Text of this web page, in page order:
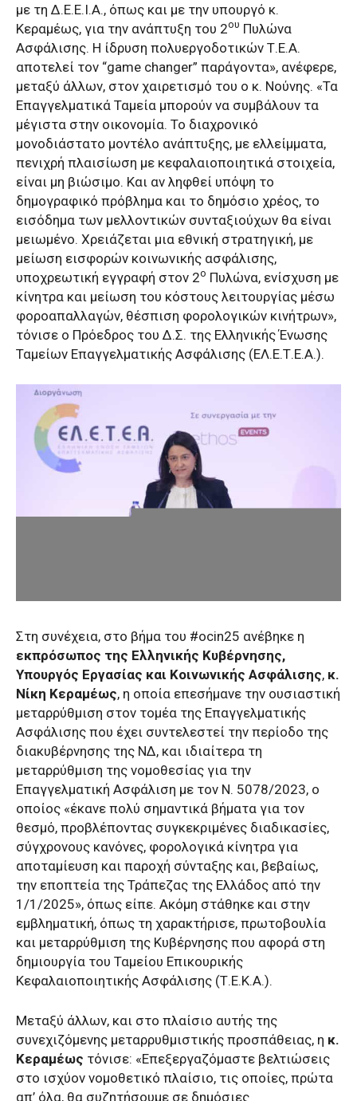
με τη Δ.Ε.Ε.Ι.Α., όπως και με την υπουργό κ.
Κεραμέως, για την ανάπτυξη του 2ου Πυλώνα
Ασφάλισης. Η ίδρυση πολυεργοδοτικών Τ.Ε.Α.
αποτελεί τον “game changer” παράγοντα», ανέφερε,
μεταξύ άλλων, στον χαιρετισμό του ο κ. Νούνης. «Τα
Επαγγελματικά Ταμεία μπορούν να συμβάλουν τα
μέγιστα στην οικονομία. Το διαχρονικό
μονοδιάστατο μοντέλο ανάπτυξης, με ελλείμματα,
πενιχρή πλαισίωση με κεφαλαιοποιητικά στοιχεία,
είναι μη βιώσιμο. Και αν ληφθεί υπόψη το
δημογραφικό πρόβλημα και το δημόσιο χρέος, το
εισόδημα των μελλοντικών συνταξιούχων θα είναι
μειωμένο. Χρειάζεται μια εθνική στρατηγική, με
μείωση εισφορών κοινωνικής ασφάλισης,
υποχρεωτική εγγραφή στον 2ο Πυλώνα, ενίσχυση με
κίνητρα και μείωση του κόστους λειτουργίας μέσω
φοροαπαλλαγών, θέσπιση φορολογικών κινήτρων»,
τόνισε ο Πρόεδρος του Δ.Σ. της Ελληνικής Ένωσης
Ταμείων Επαγγελματικής Ασφάλισης (ΕΛ.Ε.Τ.Ε.Α.).
Στη συνέχεια, στο βήμα του #ocin25 ανέβηκε η
εκπρόσωπος της Ελληνικής Κυβέρνησης,
Υπουργός Εργασίας και Κοινωνικής Ασφάλισης, κ.
Νίκη Κεραμέως, η οποία επεσήμανε την ουσιαστική
μεταρρύθμιση στον τομέα της Επαγγελματικής
Ασφάλισης που έχει συντελεστεί την περίοδο της
διακυβέρνησης της ΝΔ, και ιδιαίτερα τη
μεταρρύθμιση της νομοθεσίας για την
Επαγγελματική Ασφάλιση με τον Ν. 5078/2023, ο
οποίος «έκανε πολύ σημαντικά βήματα για τον
θεσμό, προβλέποντας συγκεκριμένες διαδικασίες,
σύγχρονους κανόνες, φορολογικά κίνητρα για
αποταμίευση και παροχή σύνταξης και, βεβαίως,
την εποπτεία της Τράπεζας της Ελλάδος από την
1/1/2025», όπως είπε. Ακόμη στάθηκε και στην
εμβληματική, όπως τη χαρακτήρισε, πρωτοβουλία
και μεταρρύθμιση της Κυβέρνησης που αφορά στη
δημιουργία του Ταμείου Επικουρικής
Κεφαλαιοποιητικής Ασφάλισης (Τ.Ε.Κ.Α.).
Μεταξύ άλλων, και στο πλαίσιο αυτής της
συνεχιζόμενης μεταρρυθμιστικής προσπάθειας, η κ.
Κεραμέως τόνισε: «Επεξεργαζόμαστε βελτιώσεις
στο ισχύον νομοθετικό πλαίσιο, τις οποίες, πρώτα
απ’ όλα, θα συζητήσουμε σε δημόσιες